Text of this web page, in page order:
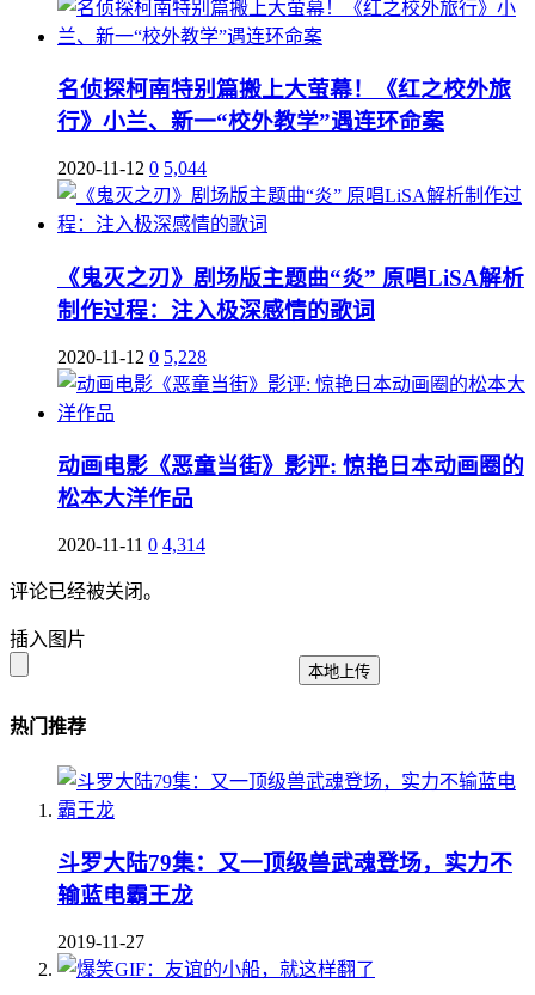
名侦探柯南特别篇搬上大萤幕！《红之校外旅
行》小兰、新一“校外教学”遇连环命案
2020-11-12 0 5,044
《鬼灭之刃》剧场版主题曲“炎” 原唱LiSA解析
制作过程：注入极深感情的歌词
2020-11-12 0 5,228
动画电影《恶童当街》影评: 惊艳日本动画圈的
松本大洋作品
2020-11-11 0 4,314
评论已经被关闭。
插入图片
本地上传
热门推荐
斗罗大陆79集：又一顶级兽武魂登场，实力不
输蓝电霸王龙
2019-11-27